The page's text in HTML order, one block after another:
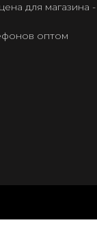
для магазина
оптом